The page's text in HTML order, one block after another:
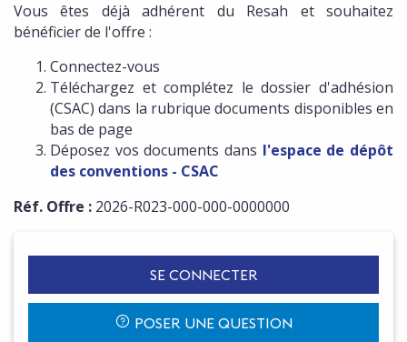
Vous êtes déjà adhérent du Resah et souhaitez
bénéficier de l'offre :
Connectez-vous
Téléchargez et complétez le dossier d'adhésion
(CSAC) dans la rubrique documents disponibles en
bas de page
Déposez vos documents dans l'espace de dépôt
des conventions - CSAC
Réf. Offre : 2026-R023-000-000-0000000
SE CONNECTER
POSER UNE QUESTION